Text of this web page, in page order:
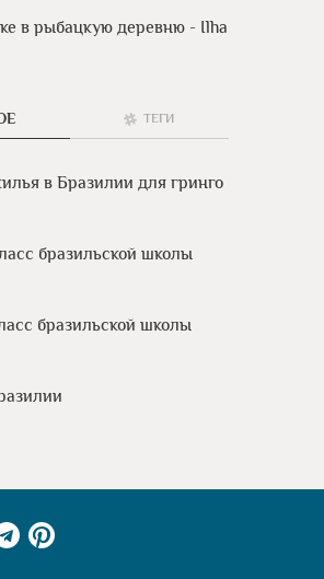
в рыбацкую деревню - Ilha
ТЕГИ
в Бразилии для гринго
бразильской школы
бразильской школы